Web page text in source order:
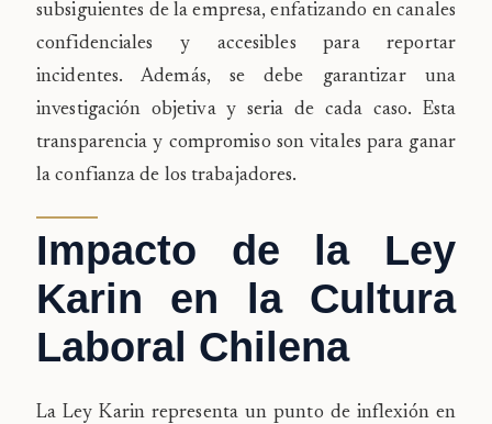
subsiguientes de la empresa, enfatizando en canales
confidenciales y accesibles para reportar
incidentes. Además, se debe garantizar una
investigación objetiva y seria de cada caso. Esta
transparencia y compromiso son vitales para ganar
la confianza de los trabajadores.
Impacto de la Ley
Karin en la Cultura
Laboral Chilena
La Ley Karin representa un punto de inflexión en